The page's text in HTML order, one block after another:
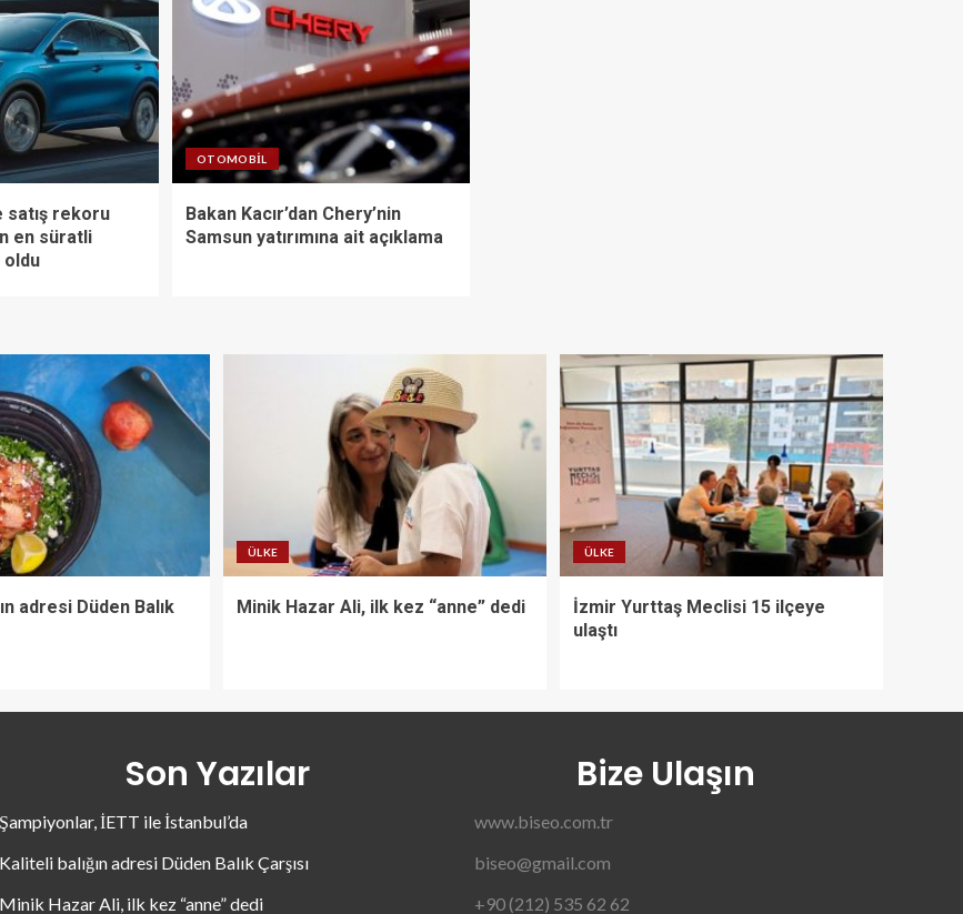
satış rekoru
en süratli
oldu
OTOMOBIL
Bakan Kacır’dan Chery’nin
Samsun yatırımına ait açıklama
adresi Düden Balık
ÜLKE
Minik Hazar Ali, ilk kez “anne” dedi
ÜLKE
İzmir Yurttaş Meclisi 15 ilçeye
ulaştı
Son Yazılar
Şampiyonlar, İETT ile İstanbul’da
Kaliteli balığın adresi Düden Balık Çarşısı
Minik Hazar Ali, ilk kez “anne” dedi
Bize Ulaşın
www.biseo.com.tr
biseo@gmail.com
+90 (212) 535 62 62